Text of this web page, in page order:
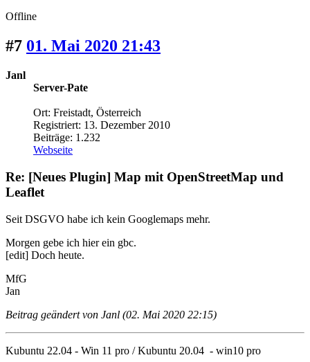
Offline
#7 01. Mai 2020 21:43
Janl
Server-Pate
Ort: Freistadt, Österreich
Registriert: 13. Dezember 2010
Beiträge: 1.232
Webseite
Re: [Neues Plugin] Map mit OpenStreetMap und
Leaflet
Seit DSGVO habe ich kein Googlemaps mehr.
Morgen gebe ich hier ein gbc.
[edit] Doch heute.
MfG
Jan
Beitrag geändert von Janl (02. Mai 2020 22:15)
Kubuntu 22.04 - Win 11 pro / Kubuntu 20.04 - win10 pro